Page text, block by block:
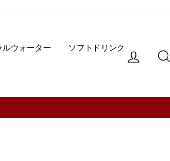
ルウォーター
ソフトドリンク
ログイン